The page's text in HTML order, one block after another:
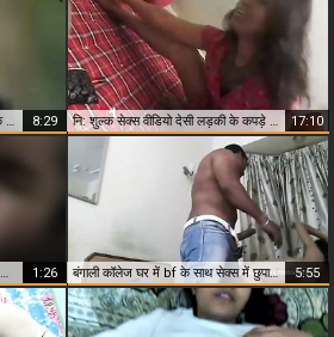
बालों वाली बिल्ली किशोर लड़कियों को कामुक दिखाने के लिए 8:29 नि: शुल्क सेक्स वीडियो देसी लड़की के कपड़े फोटोशूट 17:10
कॉलेज के किशोरों की लड़की पकड़ लेता प्रेमियों के सिर करने के लिए की निप्पल 1:26 बंगाली कॉलेज घर में bf के साथ सेक्स में छुपा कैमरा 5:55